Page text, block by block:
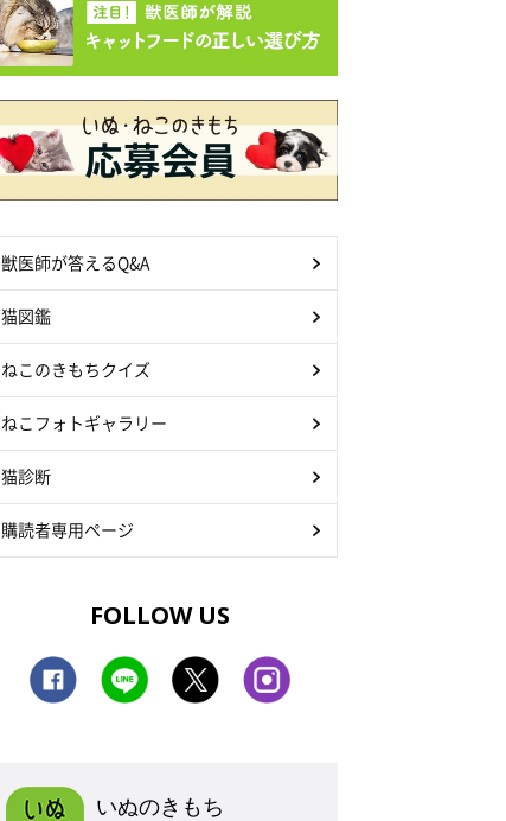
獣医師が答えるQ&A
猫図鑑
ねこのきもちクイズ
ねこフォトギャラリー
猫診断
購読者専用ページ
FOLLOW US
いぬのきもち